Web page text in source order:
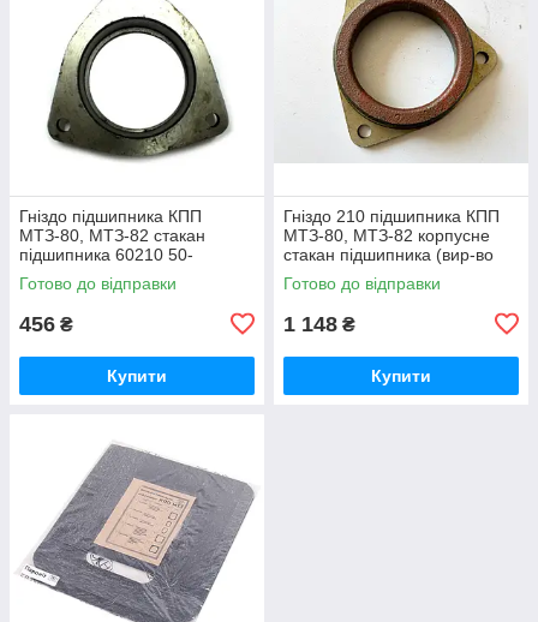
Гніздо підшипника КПП
МТЗ-80, МТЗ-82 стакан
підшипника 60210 50-
1701184 / 50-1701184-А
Готово до відправки
456 ₴
Купити
Гніздо 210 підшипника КПП
МТЗ-80, МТЗ-82 корпусне
стакан підшипника (вир-во
Білорусь) 50-1701184 / 50-
1701184-А
Готово до відправки
1 148 ₴
Купити